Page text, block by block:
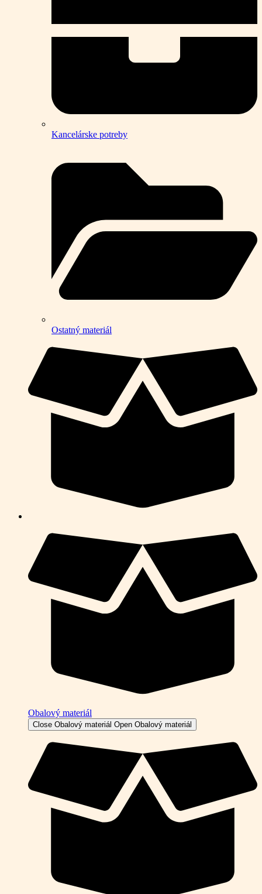
Kancelárske potreby
Ostatný materiál
Obalový materiál
Close Obalový materiál Open Obalový materiál